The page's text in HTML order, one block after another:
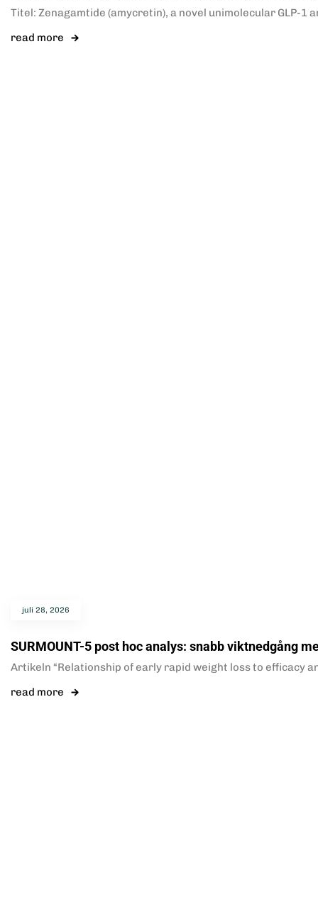
Titel: Zenagamtide (amycretin), a novel unimolecular GLP-1
read more
juli 28, 2026
SURMOUNT-5 post hoc analys: snabb viktnedgång
Artikeln “Relationship of early rapid weight loss to efficacy
read more